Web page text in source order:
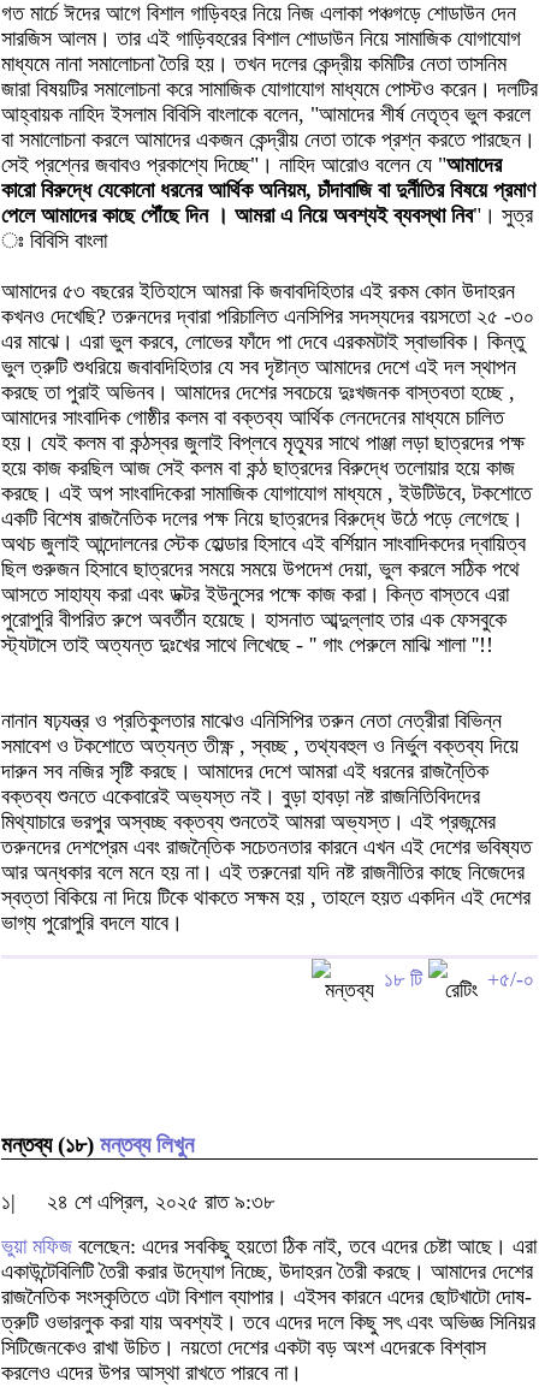
গত মার্চে ঈদের আগে বিশাল গাড়িবহর নিয়ে নিজ এলাকা পঞ্চগড়ে শোডাউন দেন
সারজিস আলম। তার এই গাড়িবহরের বিশাল শোডাউন নিয়ে সামাজিক যোগাযোগ
মাধ্যমে নানা সমালোচনা তৈরি হয়। তখন দলের কেন্দ্রীয় কমিটির নেতা তাসনিম
জারা বিষয়টির সমালোচনা করে সামাজিক যোগাযোগ মাধ্যমে পোস্টও করেন। দলটির
আহ্বায়ক নাহিদ ইসলাম বিবিসি বাংলাকে বলেন, "আমাদের শীর্ষ নেতৃত্ব ভুল করলে
বা সমালোচনা করলে আমাদের একজন কেন্দ্রীয় নেতা তাকে প্রশ্ন করতে পারছেন।
সেই প্রশ্নের জবাবও প্রকাশ্যে দিচ্ছে"। নাহিদ আরোও বলেন যে "আমাদের
কারো বিরুদ্ধে যেকোনো ধরনের আর্থিক অনিয়ম, চাঁদাবাজি বা দুর্নীতির বিষয়ে প্রমাণ
পেলে আমাদের কাছে পৌঁছে দিন । আমরা এ নিয়ে অবশ্যই ব্যবস্থা নিব"। সুত্র
ঃ বিবিসি বাংলা
আমাদের ৫৩ বছরের ইতিহাসে আমরা কি জবাবদিহিতার এই রকম কোন উদাহরন
কখনও দেখেছি? তরুনদের দ্বারা পরিচালিত এনসিপির সদস্যদের বয়সতো ২৫ -৩০
এর মাঝে। এরা ভুল করবে, লোভের ফাঁদে পা দেবে এরকমটাই স্বাভাবিক। কিন্তু
ভুল ত্রুটি শুধরিয়ে জবাবদিহিতার যে সব দৃষ্টান্ত আমাদের দেশে এই দল স্থাপন
করছে তা পুরাই অভিনব। আমাদের দেশের সবচেয়ে দুঃখজনক বাস্তবতা হচ্ছে ,
আমাদের সাংবাদিক গোষ্ঠীর কলম বা বক্তব্য আর্থিক লেনদেনের মাধ্যমে চালিত
হয়। যেই কলম বা কন্ঠস্বর জুলাই বিপ্লবে মৃত্যূর সাথে পাঞ্জা লড়া ছাত্রদের পক্ষ
হয়ে কাজ করছিল আজ সেই কলম বা কন্ঠ ছাত্রদের বিরুদ্ধে তলোয়ার হয়ে কাজ
করছে। এই অপ সাংবাদিকেরা সামাজিক যোগাযোগ মাধ্যমে , ইউটিউবে, টকশোতে
একটি বিশেষ রাজনৈতিক দলের পক্ষ নিয়ে ছাত্রদের বিরুদ্ধে উঠে পড়ে লেগেছে।
অথচ জুলাই আন্দোলনের স্টেক হোল্ডার হিসাবে এই বর্শিয়ান সাংবাদিকদের দ্বায়িত্ব
ছিল গুরুজন হিসাবে ছাত্রদের সময়ে সময়ে উপদেশ দেয়া, ভুল করলে সঠিক পথে
আসতে সাহায্য করা এবং ডক্টর ইউনুসের পক্ষে কাজ করা। কিন্ত বাস্তবে এরা
পুরোপুরি বীপরিত রুপে অবর্তীন হয়েছে। হাসনাত আব্দুল্লাহ তার এক ফেসবুকে
স্ট্যটাসে তাই অত্যন্ত দুঃখের সাথে লিখেছে - '' গাং পেরুলে মাঝি শালা ''!!
নানান ষঢ়যন্ত্র ও প্রতিকুলতার মাঝেও এনিসিপির তরুন নেতা নেত্রীরা বিভিন্ন
সমাবেশ ও টকশোতে অত্যন্ত তীক্ষ্ণ , স্বচ্ছ , তথ্যবহুল ও নির্ভুল বক্তব্য দিয়ে
দারুন সব নজির সৃষ্টি করছে। আমাদের দেশে আমরা এই ধরনের রাজনৈ্তিক
বক্তব্য শুনতে একেবারেই অভ্যস্ত নই। বুড়া হাবড়া নষ্ট রাজনিতিবিদদের
মিথ্যাচারে ভরপুর অস্বচ্ছ বক্তব্য শুনতেই আমরা অভ্যস্ত। এই প্রজন্মের
তরুনদের দেশপ্রেম এবং রাজনৈ্তিক সচেতনতার কারনে এখন এই দেশের ভবিষ্যত
আর অন্ধকার বলে মনে হয় না। এই তরুনেরা যদি নষ্ট রাজনীতির কাছে নিজেদের
স্বত্তা বিকিয়ে না দিয়ে টিকে থাকতে সক্ষম হয় , তাহলে হয়ত একদিন এই দেশের
ভাগ্য পুরোপুরি বদলে যাবে।
১৮ টি +৫/-০
মন্তব্য (১৮) মন্তব্য লিখুন
১|
২৪ শে এপ্রিল, ২০২৫ রাত ৯:৩৮
ভুয়া মফিজ বলেছেন: এদের সবকিছু হয়তো ঠিক নাই, তবে এদের চেষ্টা আছে। এরা
একাউন্টেবিলিটি তৈরী করার উদ্যোগ নিচ্ছে, উদাহরন তৈরী করছে। আমাদের দেশের
রাজনৈতিক সংস্কৃতিতে এটা বিশাল ব্যাপার। এইসব কারনে এদের ছোটখাটো দোষ-
ত্রুটি ওভারলুক করা যায় অবশ্যই। তবে এদের দলে কিছু সৎ এবং অভিজ্ঞ সিনিয়র
সিটিজেনকেও রাখা উচিত। নয়তো দেশের একটা বড় অংশ এদেরকে বিশ্বাস
করলেও এদের উপর আস্থা রাখতে পারবে না।